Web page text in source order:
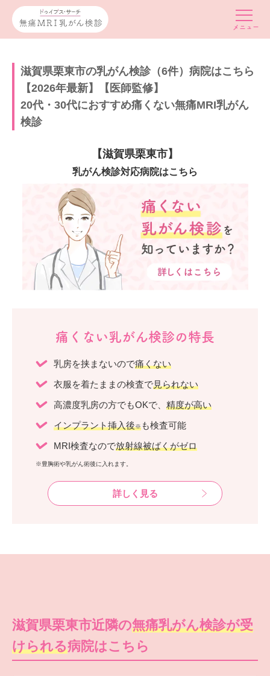
滋賀県栗東市の乳がん検診（6件）病院はこちら
【2026年最新】【医師監修】
20代・30代におすすめ痛くない無痛MRI乳がん
検診
【滋賀県栗東市】
乳がん検診対応病院はこちら
痛くない乳がん検診の特長
乳房を挟まないので痛くない
衣服を着たままの検査で見られない
高濃度乳房の方でもOKで、 精度が高い
インプラント挿入後※ も検査可能
MRI検査なので放射線被ばくがゼロ
※豊胸術や乳がん術後に入れます。
詳しく見る
滋賀県栗東市近隣の無痛乳がん検診が受
けられる病院はこちら